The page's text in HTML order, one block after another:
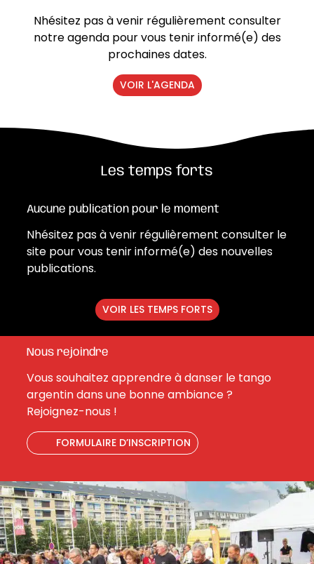
Nhésitez pas à venir régulièrement consulter
notre agenda pour vous tenir informé(e) des
prochaines dates.
VOIR L'AGENDA
Les temps forts
Aucune publication pour le moment
Nhésitez pas à venir régulièrement consulter le
site pour vous tenir informé(e) des nouvelles
publications.
VOIR LES TEMPS FORTS
Nous rejoindre
Vous souhaitez apprendre à danser le tango
argentin dans une bonne ambiance ?
Rejoignez-nous !
FORMULAIRE D’INSCRIPTION